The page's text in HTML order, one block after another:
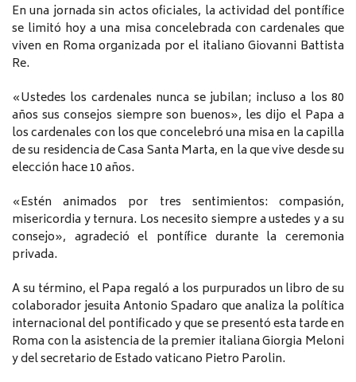
En una jornada sin actos oficiales, la actividad del pontífice
se limitó hoy a una misa concelebrada con cardenales que
viven en Roma organizada por el italiano Giovanni Battista
Re.
«Ustedes los cardenales nunca se jubilan; incluso a los 80
años sus consejos siempre son buenos», les dijo el Papa a
los cardenales con los que concelebró una misa en la capilla
de su residencia de Casa Santa Marta, en la que vive desde su
elección hace 10 años.
«Estén animados por tres sentimientos: compasión,
misericordia y ternura. Los necesito siempre a ustedes y a su
consejo», agradeció el pontífice durante la ceremonia
privada.
A su término, el Papa regaló a los purpurados un libro de su
colaborador jesuita Antonio Spadaro que analiza la política
internacional del pontificado y que se presentó esta tarde en
Roma con la asistencia de la premier italiana Giorgia Meloni
y del secretario de Estado vaticano Pietro Parolin.